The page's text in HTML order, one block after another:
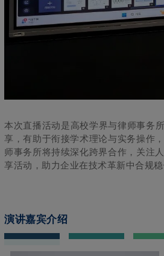
本次直播活动是高校学界与律师事务
享，有助于衔接学术理论与实务操作
师事务所将持续深化跨界合作，关注
享活动，助力企业在技术革新中合规稳
演讲嘉宾介绍